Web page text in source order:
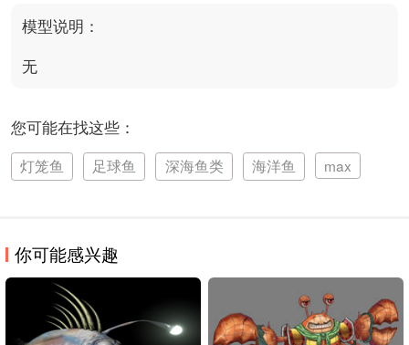
模型说明：
无
您可能在找这些：
灯笼鱼 足球鱼 深海鱼类 海洋鱼 max
你可能感兴趣